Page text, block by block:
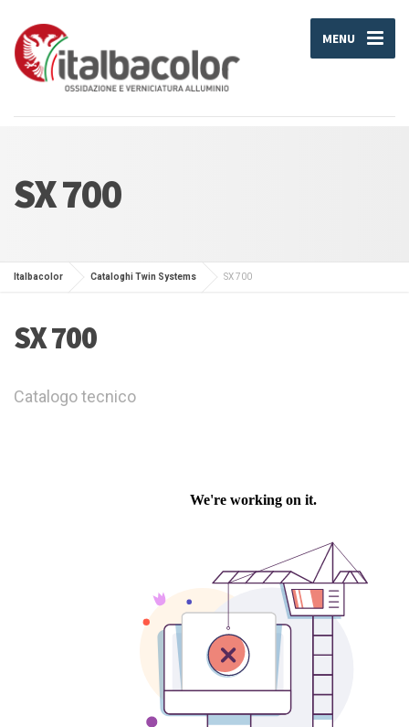
MENU
SX 700
Italbacolor Cataloghi Twin Systems SX 700
SX 700
Catalogo tecnico